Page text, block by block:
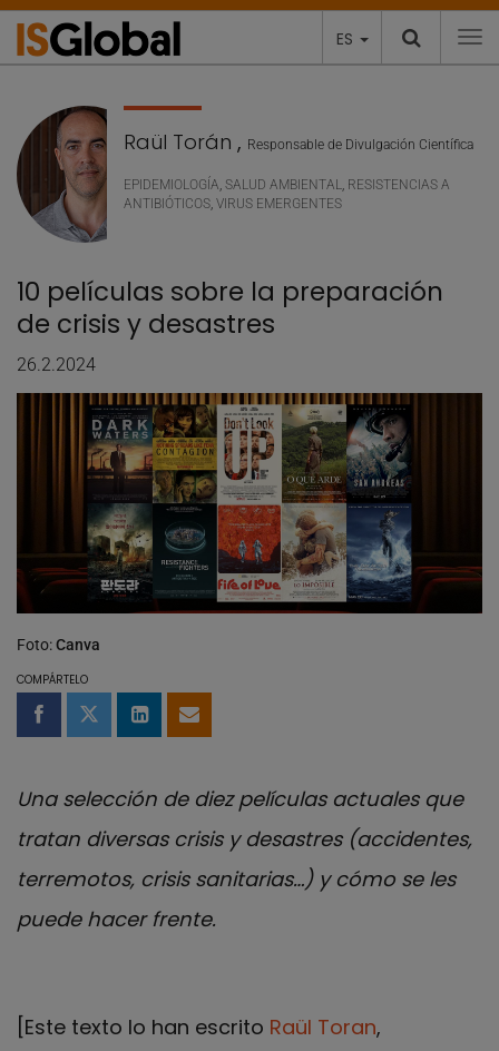
ES
Raül Torán , Responsable de Divulgación Científica
EPIDEMIOLOGÍA, SALUD AMBIENTAL, RESISTENCIAS A
ANTIBIÓTICOS, VIRUS EMERGENTES
10 películas sobre la preparación
de crisis y desastres
26.2.2024
Foto:Canva
COMPÁRTELO
Compartir en Facebook
Compartir en Twitter
Compartir en LinkedIn
Compartir por email
Una selección de diez películas actuales que
tratan diversas crisis y desastres (accidentes,
terremotos, crisis sanitarias…) y cómo se les
puede hacer frente.
[Este texto lo han escrito Raül Toran,